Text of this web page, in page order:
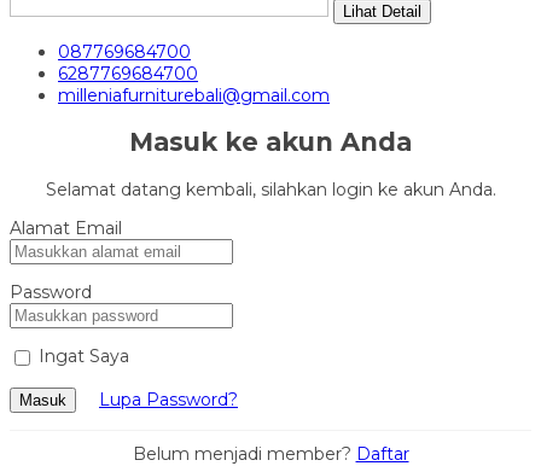
Lihat Detail
087769684700
6287769684700
milleniafurniturebali@gmail.com
Masuk ke akun Anda
Selamat datang kembali, silahkan login ke akun Anda.
Alamat Email
Password
Ingat Saya
Masuk Lupa Password?
Belum menjadi member? Daftar